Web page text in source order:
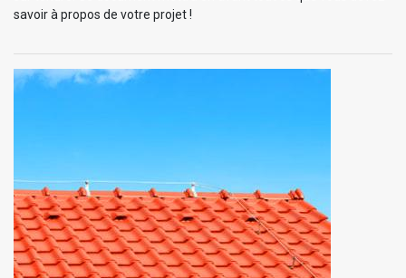
savoir à propos de votre projet !